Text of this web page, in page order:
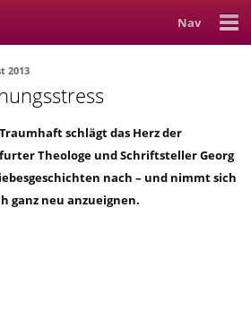
Nav
Autor_in
2013
schlägt das Herz der
Theologe und Schriftsteller Georg
nach – und nimmt sich
ganz neu anzueignen.